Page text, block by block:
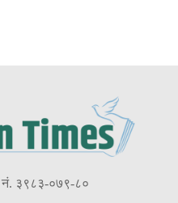
नं. ३९८३-०७९-८०